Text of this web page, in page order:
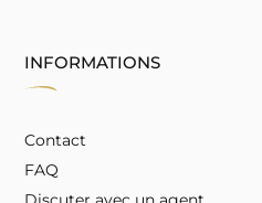
INFORMATIONS
Contact
FAQ